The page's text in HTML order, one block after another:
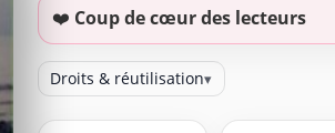
❤️ Coup de cœur des lecteurs
Droits & réutilisation▾